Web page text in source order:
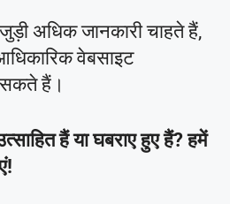
अधिक जानकारी चाहते हैं,
वेबसाइट
हैं।
हैं या घबराए हुए हैं? हमें